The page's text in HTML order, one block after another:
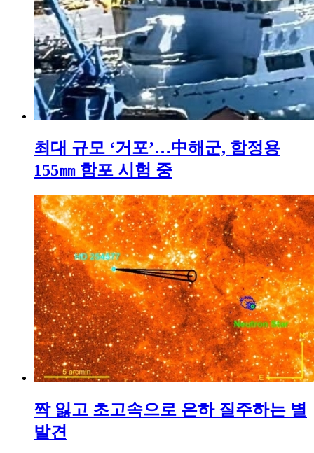
최대 규모 ‘거포’…中해군, 함정용
155㎜ 함포 시험 중
짝 잃고 초고속으로 은하 질주하는 별
발견